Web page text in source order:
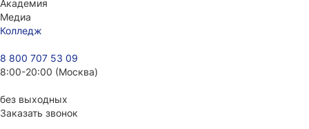
Академия
Медиа
Колледж
8 800 707 53 09
8:00-20:00 (Москва)
без выходных
Заказать звонок